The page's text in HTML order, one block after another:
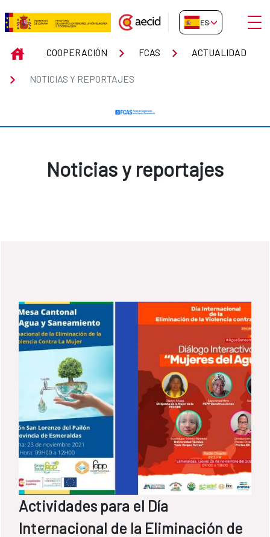
Saltar al contenido principal
Noticias y reportajes
ES-ES Abrir
INICIOCOOPERACIÓN FCAS ACTUALIDAD
NOTICIAS Y REPORTAJES
Noticias y reportajes
Actividades para el Día
Internacional de la Eliminación de